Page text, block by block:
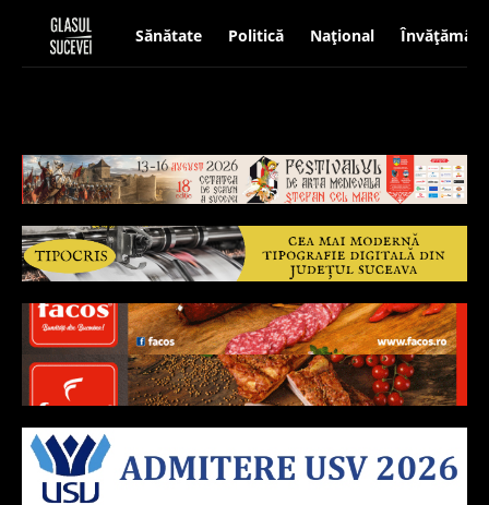
Sănătate Politică Național Învățământ